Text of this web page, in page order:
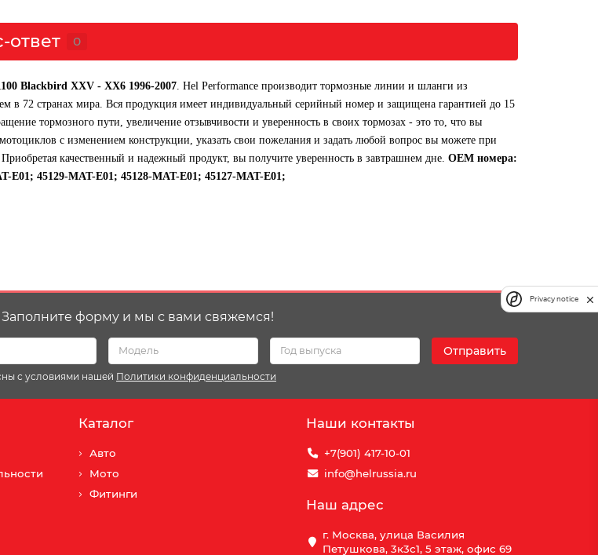
ответ 0
Blackbird XXV - XX6 1996-2007 . Hel Performance производит тормозные линии и шланги из
в 72 странах мира. Вся продукция имеет индивидуальный серийный номер и защищена гарантией до 15
тормозного пути, увеличение отзывчивости и уверенность в своих тормозах - это то, что вы
с изменением конструкции, указать свои пожелания и задать любой вопрос вы можете при
качественный и надежный продукт, вы получите уверенность в завтрашнем дне. ОЕМ номера:
E01; 45129-MAT-E01; 45128-MAT-E01; 45127-MAT-E01;
форму и мы с вами свяжемся!
Отправить
с условиями нашей Политики конфиденциальности
Каталог
Авто
Мото
Фитинги
Наши контакты
+7(901) 417-10-01
info@helrussia.ru
Наш адрес
г. Москва, улица Василия
Петушкова, 3к3c1, 5 этаж, офис 69
Privacy notice